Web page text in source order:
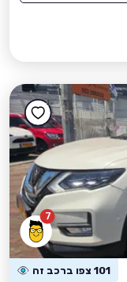
7
101 צפו ברכב זה